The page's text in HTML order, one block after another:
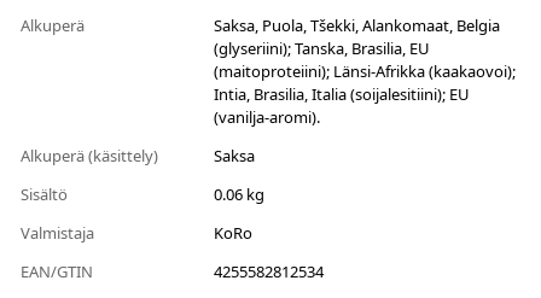
Alkuperä
Saksa, Puola, Tšekki, Alankomaat, Belgia
(glyseriini); Tanska, Brasilia, EU
(maitoproteiini); Länsi-Afrikka (kaakaovoi);
Intia, Brasilia, Italia (soijalesitiini); EU
(vanilja-aromi).
Alkuperä (käsittely)
Saksa
Sisältö
0.06 kg
Valmistaja
KoRo
EAN/GTIN
4255582812534